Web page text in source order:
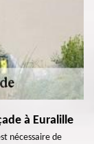
à Euralille
nécessaire de